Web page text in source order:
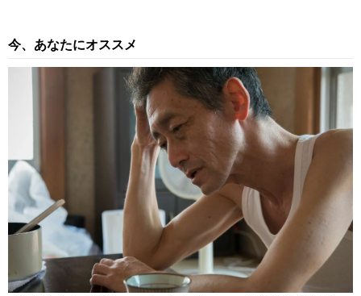
今、あなたにオススメ